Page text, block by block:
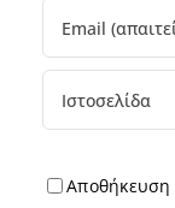
Αποθήκευση